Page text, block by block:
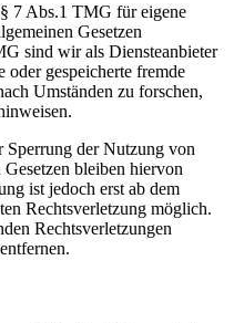
7 Abs.1 TMG für eigene
Gesetzen
sind wir als Diensteanbieter
gespeicherte fremde
Umständen zu forschen,
der Nutzung von
bleiben hiervon
ist jedoch erst ab dem
Rechtsverletzung möglich.
Rechtsverletzungen